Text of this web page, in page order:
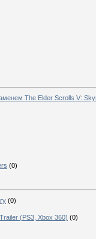
The Elder Scrolls V:
(0)
(0)
(PS3, Xbox 360) (0)